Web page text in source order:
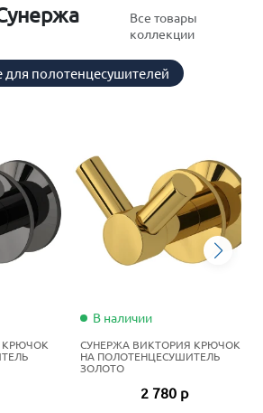
Все товары
коллекции
полотенцесушителей
КРЮЧОК
В наличии
СУНЕРЖА ВИКТОРИЯ КРЮЧОК
НА ПОЛОТЕНЦЕСУШИТЕЛЬ
ЗОЛОТО
2 780 р